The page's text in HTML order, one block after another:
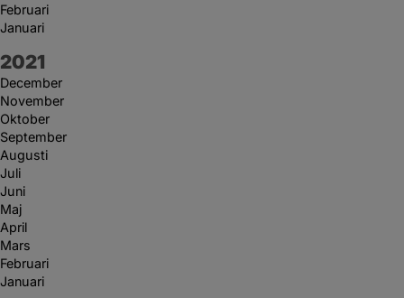
Februari
Januari
År:
2021
December
November
Oktober
September
Augusti
Juli
Juni
Maj
April
Mars
Februari
Januari